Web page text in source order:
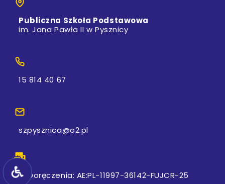
Publiczna Szkoła Podstawowa
im. Jana Pawła II w Pysznicy
15 814 40 67
szpysznica@o2.pl
e-Doręczenia: AE:PL-11997-36142-FUJCR-25